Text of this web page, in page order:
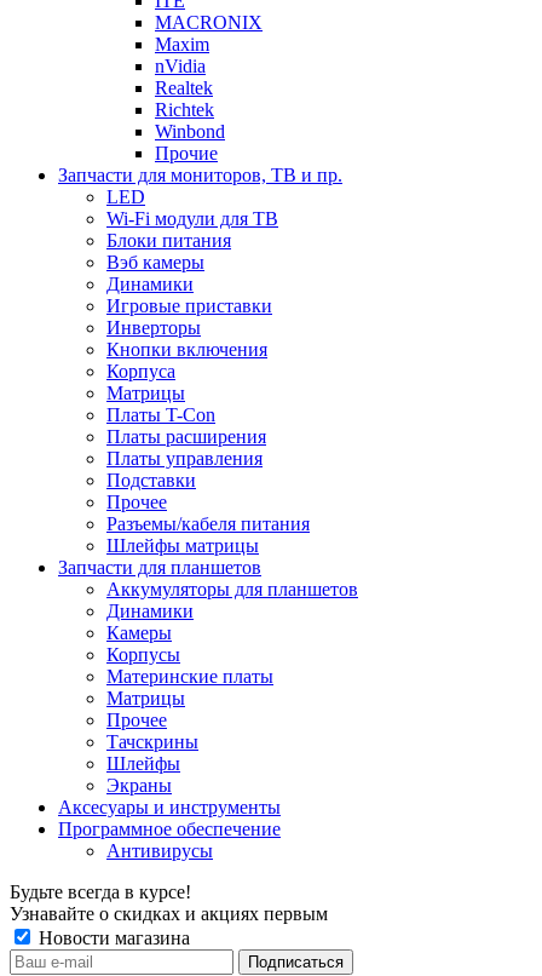
MACRONIX
Maxim
nVidia
Realtek
Richtek
Winbond
Прочие
Запчасти для мониторов, ТВ и пр.
LED
Wi-Fi модули для ТВ
Блоки питания
Вэб камеры
Динамики
Игровые приставки
Инверторы
Кнопки включения
Корпуса
Матрицы
Платы T-Con
Платы расширения
Платы управления
Подставки
Прочее
Разъемы/кабеля питания
Шлейфы матрицы
Запчасти для планшетов
Аккумуляторы для планшетов
Динамики
Камеры
Корпусы
Материнские платы
Матрицы
Прочее
Тачскрины
Шлейфы
Экраны
Аксесуары и инструменты
Программное обеспечение
Антивирусы
Будьте всегда в курсе!
Узнавайте о скидках и акциях первым
Новости магазина